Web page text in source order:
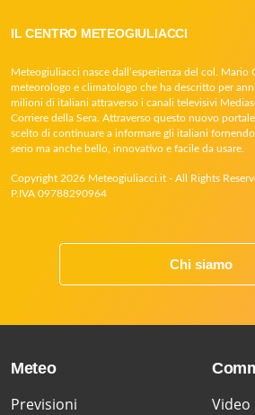
IL CENTRO METEOGIULIACCI
Meteogiuliacci nasce dall’esperienza del col.
meteorologo e climatologo che ha descritto per
milioni di italiani attraverso i canali televisivi
Corriere della Sera. Attraverso questo nuovo
scelto di continuare a informare gli italiani
serio ma anche bello, innovativo e facile da usare.
Copyright 2026 Meteogiuliacci.it - All Rights
P.IVA 09788290964
Chi siamo
Meteo
Previsioni
Video